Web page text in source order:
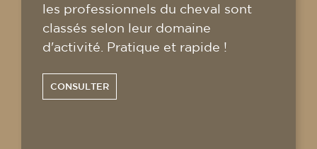
les professionnels du cheval sont
classés selon leur domaine
d'activité. Pratique et rapide !
CONSULTER